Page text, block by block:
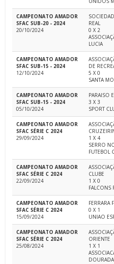
CAMPEONATO AMADOR
SFAC SUB-20 - 2024
20/10/2024
REAL
0 X 2
LUCIA
CAMPEONATO AMADOR
SFAC SUB-15 - 2024
12/10/2024
DE
5 X 0
SANTA
CAMPEONATO AMADOR
SFAC SUB-15 - 2024
05/10/2024
PARAISO
3 X 3
SPORT
CAMPEONATO AMADOR
SFAC SÉRIE C 2024
29/09/2024
1 X 4
SERRO
FUTEBOL
CAMPEONATO AMADOR
SFAC SÉRIE C 2024
22/09/2024
CLUBE
1 X 0
FALCONS
CAMPEONATO AMADOR
SFAC SÉRIE C 2024
15/09/2024
FERRARA
0 X 1
UNIAO
CAMPEONATO AMADOR
SFAC SÉRIE C 2024
25/08/2024
ORIENTE
1 X 1
DOURADA